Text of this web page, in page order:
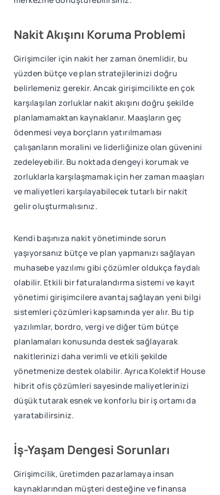
Nakit Akışını Koruma Problemi
Girişimciler için nakit her zaman önemlidir, bu
yüzden bütçe ve plan stratejilerinizi doğru
belirlemeniz gerekir. Ancak girişimcilikte en çok
karşılaşılan zorluklar nakit akışını doğru şekilde
planlamamaktan kaynaklanır. Maaşların geç
ödenmesi veya borçların yatırılmaması
çalışanların moralini ve liderliğinize olan güvenini
zedeleyebilir. Bu noktada dengeyi korumak ve
zorluklarla karşılaşmamak için her zaman maaşları
ve maliyetleri karşılayabilecek tutarlı bir nakit
gelir oluşturmalısınız.
Kendi başınıza nakit yönetiminde sorun
yaşıyorsanız bütçe ve plan yapmanızı sağlayan
muhasebe yazılımı gibi çözümler oldukça faydalı
olabilir. Etkili bir faturalandırma sistemi ve kayıt
yönetimi girişimcilere avantaj sağlayan yeni bilgi
sistemleri çözümleri kapsamında yer alır. Bu tip
yazılımlar, bordro, vergi ve diğer tüm bütçe
planlamaları konusunda destek sağlayarak
nakitlerinizi daha verimli ve etkili şekilde
yönetmenize destek olabilir. Ayrıca Kolektif House
hibrit ofis çözümleri sayesinde maliyetlerinizi
düşük tutarak esnek ve konforlu bir iş ortamı da
yaratabilirsiniz.
İş-Yaşam Dengesi Sorunları
Girişimcilik, üretimden pazarlamaya insan
kaynaklarından müşteri desteğine ve finansa